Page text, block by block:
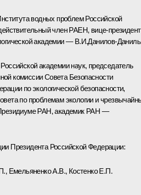
водных проблем Российской
член РАЕН, вице-президент
академии — В.И.Данилов-
академии наук, председатель
комиссии Совета Безопасности
по экологической безопасности,
по проблемам экологии и
РАН, академик РАН —
Президента Российской Федерации:
Емельяненко А.В., Костенко Е.П.